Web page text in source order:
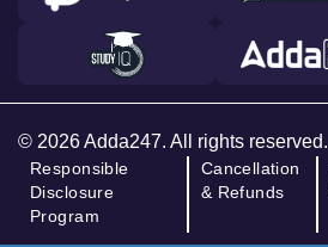
© 2026 Adda247. All rights reserved.
Responsible
Disclosure
Program
Cancellation
& Refunds